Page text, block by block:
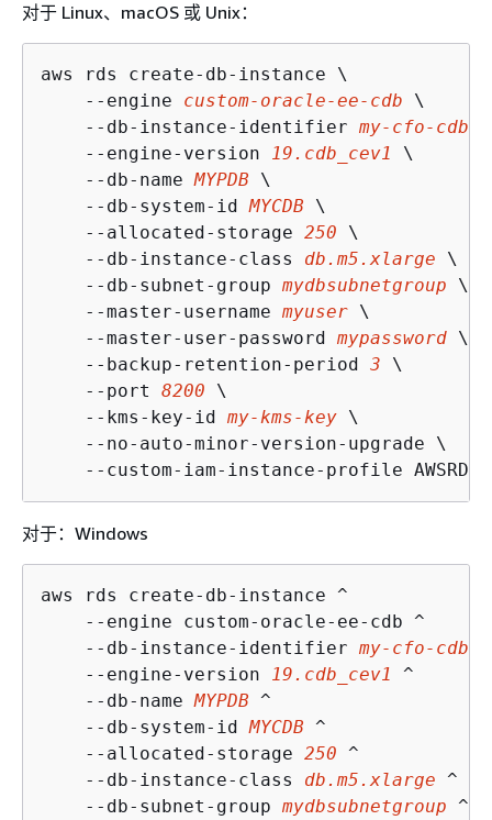
对于 Linux、macOS 或 Unix：
aws rds create-db-instance \
    --engine
custom-oracle-ee-cdb \
    --db-instance-identifier
my-cfo-cdb-
    --engine-version
19.cdb_cev1
\
    --db-name
MYPDB \
    --db-system-id
MYCDB \
    --allocated-storage
250 \
    --db-instance-class
db.m5.xlarge \
    --db-subnet-group
mydbsubnetgroup \
    --master-username
myuser \
    --master-user-password
mypassword \
    --backup-retention-period
3 \
    --port
8200 \
    --kms-key-id
my-kms-key \
    --no-auto-minor-version-upgrade \
--custom-iam-instance-profile
对于：Windows
aws rds create-db-instance ^
    --engine custom-oracle-ee-cdb ^
    --db-instance-identifier
my-cfo-cdb-
    --engine-version
19.cdb_cev1
^
    --db-name
MYPDB ^
    --db-system-id
MYCDB ^
    --allocated-storage
250 ^
    --db-instance-class
db.m5.xlarge ^
    --db-subnet-group
mydbsubnetgroup ^